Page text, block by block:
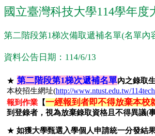
國立臺灣科技大學114學年
第二階段第1梯次備取遞補名單(名單
資料公告日期：114/6/13
★ 第二階段第1梯次遞補名單內之錄取
本校招生網址(http://www.ntust.edu.tw/
報到作業 【一經報到者即不得放棄本校
到登錄者，視為放棄錄取資格且不得異議(
★ 如獲大學甄選入學個人申請統一分發結